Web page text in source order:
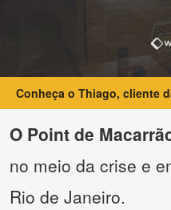
Conheça o Thiago, cliente
O Point de
no meio da crise e
Rio de Janeiro.